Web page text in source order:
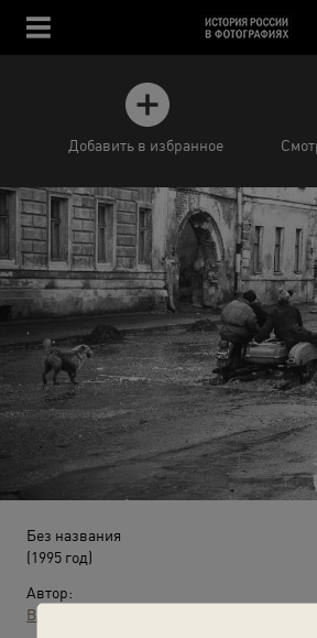
Добавить в избранное
Без названия
(1995 год)
Автор:
Владимир Богданов